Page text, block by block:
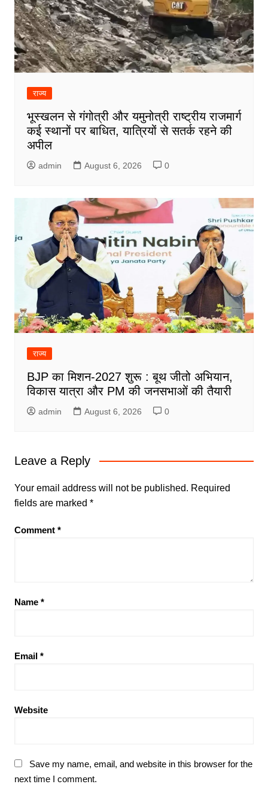
राज्य
भूस्खलन से गंगोत्री और यमुनोत्री राष्ट्रीय राजमार्ग
कई स्थानों पर बाधित, यात्रियों से सतर्क रहने की
अपील
admin August 6, 2026 0
राज्य
BJP का मिशन-2027 शुरू : बूथ जीतो अभियान,
विकास यात्रा और PM की जनसभाओं की तैयारी
admin August 6, 2026 0
Leave a Reply
Your email address will not be published. Required
fields are marked *
Comment *
Name *
Email *
Website
Save my name, email, and website in this browser for the
next time I comment.